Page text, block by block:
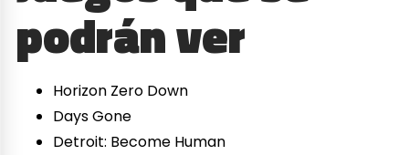
podrán ver
Horizon Zero Down
Days Gone
Detroit: Become Human